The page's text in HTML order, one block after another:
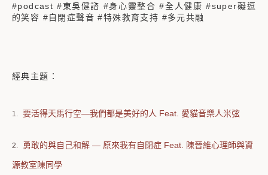
#podcast #東吳健諮 #身心靈整合 #全人健康 #super礙逗
的笑容 #自閉症聲音 #特殊教育支持 #多元共融
經典主題：
1. 要活得天馬行空—我們都是美好的人 Feat. 愛貓音樂人米弦
2. 勇敢的與自己和解 — 原來我有自閉症 Feat. 陳晉維心理師與資
源教室陳同學